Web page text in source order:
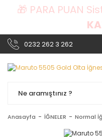
🎁 PARA PUAN
0232 262 3 262
Anasayfa İĞNELER Normal